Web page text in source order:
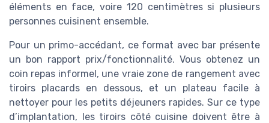
éléments en face, voire 120 centimètres si plusieurs
personnes cuisinent ensemble.
Pour un primo-accédant, ce format avec bar présente
un bon rapport prix/fonctionnalité. Vous obtenez un
coin repas informel, une vraie zone de rangement avec
tiroirs placards en dessous, et un plateau facile à
nettoyer pour les petits déjeuners rapides. Sur ce type
d’implantation, les tiroirs côté cuisine doivent être à